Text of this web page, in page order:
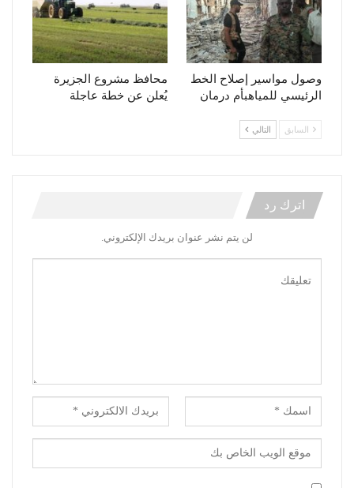
وصول مواسير إصلاح الخط
الرئيسي للمياهبأم درمان
محافظ مشروع الجزيرة
يُعلن عن خطة عاجلة
السابق التالي
اترك رد
لن يتم نشر عنوان بريدك الإلكتروني.